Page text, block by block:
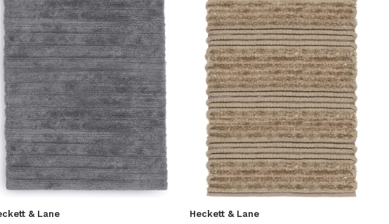
& Lane Heckett & Lane